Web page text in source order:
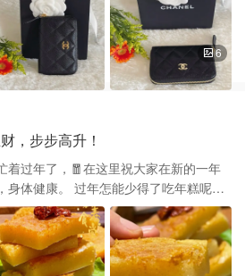
一隔放几张常用的卡，第二隔放纸
全不仅仅是是个卡包，简直是个小钱
包当道，大钱包放不下，这个小小的卡
现在Chanel 的钱包最便宜都差不多要
。 最近参加活动，刷屏
6
，步步高升！
着过年了，🧧在这里祝大家在新的一年
少得了吃年糕呢，
1粒 作法如下： 1: 预热炉
倒入大碗中。 3:把年糕粉倒入一个碗
把融化的牛油和鸡蛋倒入搅拌好的面糊